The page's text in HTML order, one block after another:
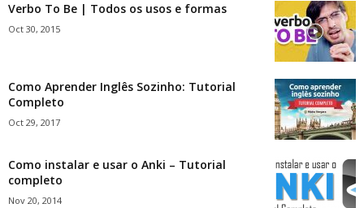
Verbo To Be | Todos os usos e formas
Oct 30, 2015
Como Aprender Inglês Sozinho: Tutorial
Completo
Oct 29, 2017
Como instalar e usar o Anki – Tutorial
completo
Nov 20, 2014